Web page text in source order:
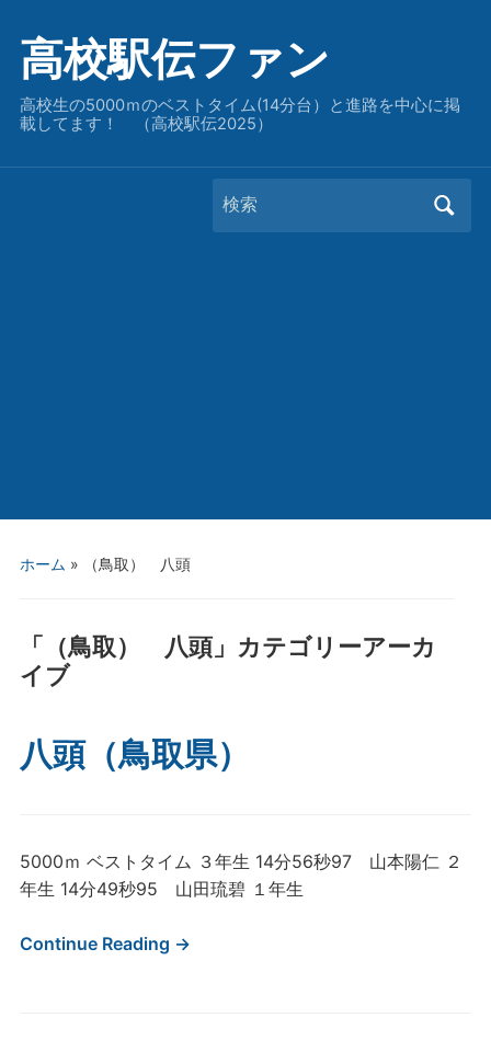
高校駅伝ファン
高校生の5000ｍのベストタイム(14分台）と進路を中心に掲
載してます！ （高校駅伝2025）
Search
for:
ホーム » （鳥取） 八頭
「 （鳥取） 八頭」カテゴリーアーカ
イブ
八頭（鳥取県）
5000ｍ ベストタイム ３年生 14分56秒97 山本陽仁 ２
年生 14分49秒95 山田琉碧 １年生
Continue Reading →